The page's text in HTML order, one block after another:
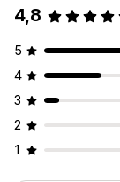
4,8
5
4
3
2
1